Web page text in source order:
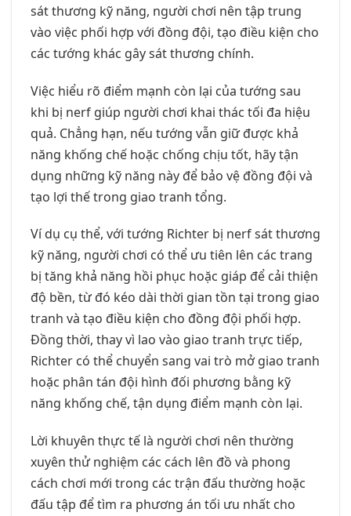
sát thương kỹ năng, người chơi nên tập trung
vào việc phối hợp với đồng đội, tạo điều kiện cho
các tướng khác gây sát thương chính.
Việc hiểu rõ điểm mạnh còn lại của tướng sau
khi bị nerf giúp người chơi khai thác tối đa hiệu
quả. Chẳng hạn, nếu tướng vẫn giữ được khả
năng khống chế hoặc chống chịu tốt, hãy tận
dụng những kỹ năng này để bảo vệ đồng đội và
tạo lợi thế trong giao tranh tổng.
Ví dụ cụ thể, với tướng Richter bị nerf sát thương
kỹ năng, người chơi có thể ưu tiên lên các trang
bị tăng khả năng hồi phục hoặc giáp để cải thiện
độ bền, từ đó kéo dài thời gian tồn tại trong giao
tranh và tạo điều kiện cho đồng đội phối hợp.
Đồng thời, thay vì lao vào giao tranh trực tiếp,
Richter có thể chuyển sang vai trò mở giao tranh
hoặc phân tán đội hình đối phương bằng kỹ
năng khống chế, tận dụng điểm mạnh còn lại.
Lời khuyên thực tế là người chơi nên thường
xuyên thử nghiệm các cách lên đồ và phong
cách chơi mới trong các trận đấu thường hoặc
đấu tập để tìm ra phương án tối ưu nhất cho